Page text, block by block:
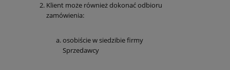
Klient może również dokonać odbioru
zamówienia:
osobiście w siedzibie firmy
Sprzedawcy